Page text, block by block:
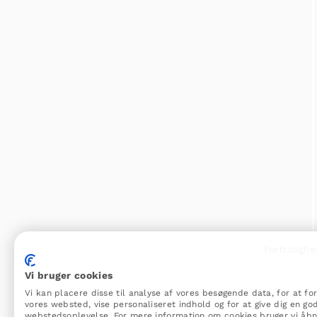
Vi bruger cookies
Vi kan placere disse til analyse af vores besøgende data, for at
vores websted, vise personaliseret indhold og for at give dig en god